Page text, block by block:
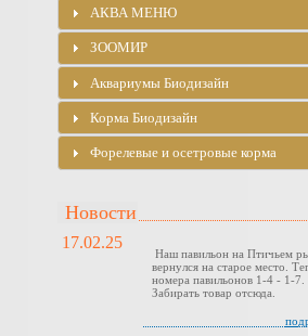
АКВА МЕНЮ
ЗООМИР
Аквариумы Биодизайн
Корма Биодизайн
Форелевые и осетровые корма
Новости
17.02.25
Наш павильон на Птичьем
вернулся на старое место.
номера павильонов 1-4 - 1-7.
Забирать товар отсюда.